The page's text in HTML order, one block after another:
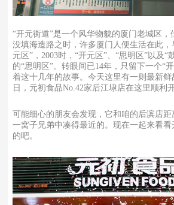
“开元街道”是一个风华物貌的厦门老城区
没填海造路之时，许多厦门人便生活在此
元区”，2003时，“开元区”、“思明区”以及“
的“思明区”。转眼间已14年，只留下一个“
着这十几年的故事。今天这里有一则最新鲜
日，元初食品No.42家后江埭店在这里顺利
可能细心的朋友会发现，它和咱的后滨店
一窝子兄弟中凑得最近的。现在一起来看
的吧。